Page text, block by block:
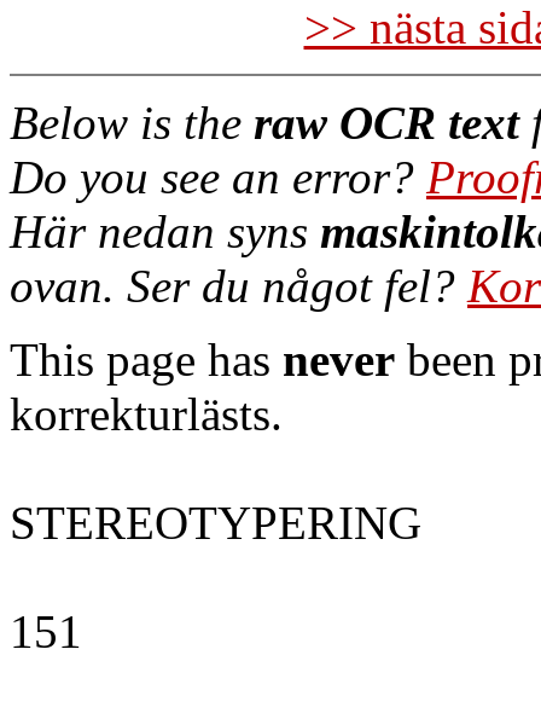
>> nästa
Below is the raw OCR text
Do you see an error?
Här nedan syns
ovan. Ser du något fel?
This page has never been
korrekturlästs.
STEREOTYPERING
151